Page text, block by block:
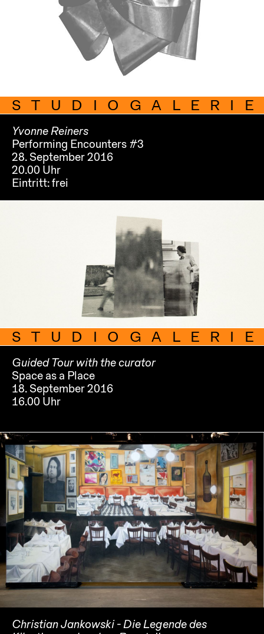
STUDIOGALERIE
Yvonne Reiners
Performing Encounters #3
28. September 2016
20.00 Uhr
Eintritt:frei
STUDIOGALERIE
Guided Tour with the curator
Space as a Place
18. September 2016
16.00 Uhr
Christian Jankowski - Die Legende des